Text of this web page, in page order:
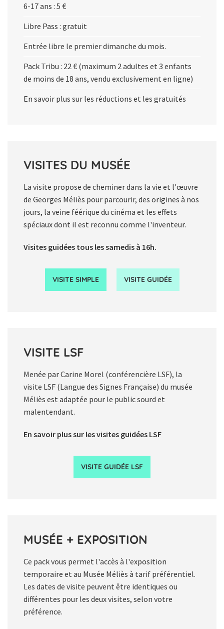
6-17 ans : 5 €
Libre Pass : gratuit
Entrée libre le premier dimanche du mois.
Pack Tribu : 22 € (maximum 2 adultes et 3 enfants
de moins de 18 ans, vendu exclusivement en ligne)
En savoir plus sur les réductions et les gratuités
VISITES DU MUSÉE
La visite propose de cheminer dans la vie et l'œuvre
de Georges Méliès pour parcourir, des origines à nos
jours, la veine féérique du cinéma et les effets
spéciaux dont il est reconnu comme l'inventeur.
Visites guidées tous les samedis à 16h.
VISITE SIMPLE VISITE GUIDÉE
VISITE LSF
Menée par Carine Morel (conférencière LSF), la
visite LSF (Langue des Signes Française) du musée
Méliès est adaptée pour le public sourd et
malentendant.
En savoir plus sur les visites guidées LSF
VISITE GUIDÉE LSF
MUSÉE + EXPOSITION
Ce pack vous permet l'accès à l'exposition
temporaire et au Musée Méliès à tarif préférentiel.
Les dates de visite peuvent être identiques ou
différentes pour les deux visites, selon votre
préférence.